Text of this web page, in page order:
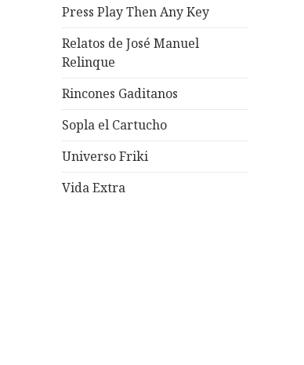
Press Play Then Any Key
Relatos de José Manuel
Relinque
Rincones Gaditanos
Sopla el Cartucho
Universo Friki
Vida Extra